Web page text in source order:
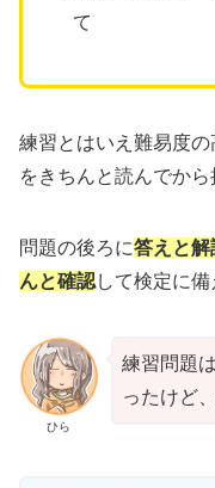
て
練習とはいえ難易度
をきちんと読んでから
問題の後ろに答えと解
んと確認して検定に備
ひら
練習問題
ったけど